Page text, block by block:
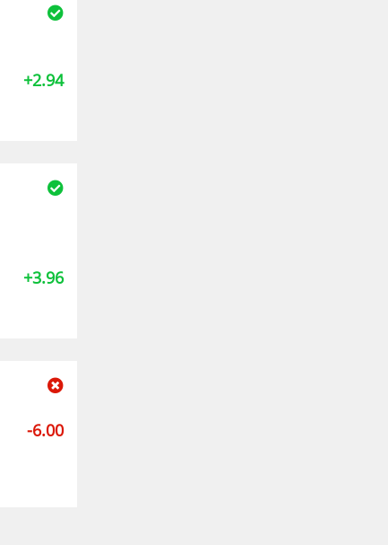
+2.94
+3.96
-6.00